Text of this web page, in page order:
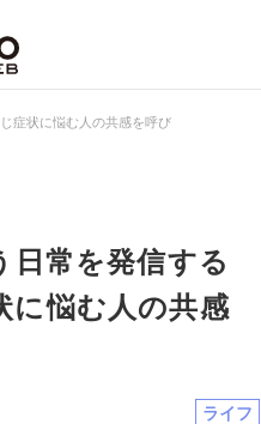
症状に悩む人の共感を呼び
日常を発信する
に悩む人の共感
ライフ